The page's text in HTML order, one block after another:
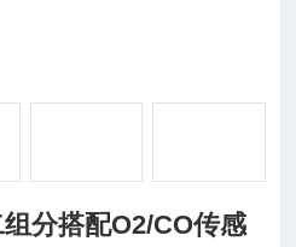
分搭配O2/CO传感